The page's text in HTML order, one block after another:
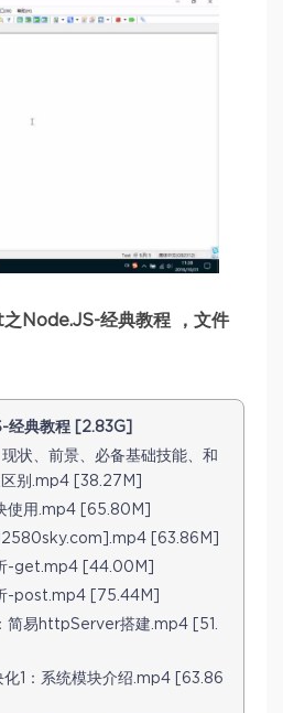
Node.JS-经典教程 ，文件
典教程 [2.83G]
状、前景、必备基础技能、和
别.mp4 [38.27M]
使用.mp4 [65.80M]
[63.86M]
-get.mp4 [44.00M]
-post.mp4 [75.44M]
简易httpServer搭建.mp4 [51.
1：系统模块介绍.mp4 [63.86